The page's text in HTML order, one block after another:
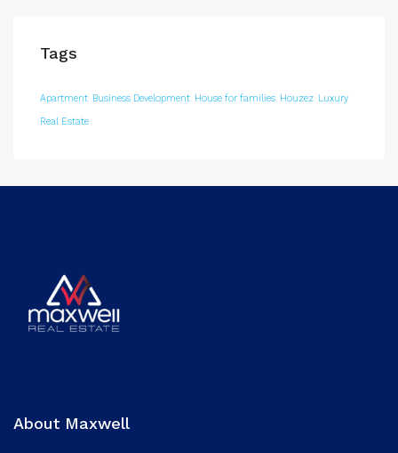
Tags
Apartment Business Development House for families Houzez Luxury
Real Estate
About Maxwell